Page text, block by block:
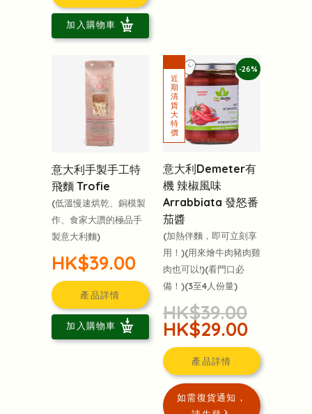
加入購物車
意大利手製手工特
飛麵 Trofie
(低溫慢速烘乾、銅模製
作、食家大讚的極品手
製意大利麵)
HK$39.00
產品詳情
加入購物車
-26%
意大利Demeter有
機 辣椒風味
Arrabbiata 發怒番
茄醬
(加熱伴麵，即可立刻享
用！)(用來燴牛肉豬肉雞
肉也可以!)(看門口必
備！)(3至4人份量)
HK$39.00
HK$29.00
產品詳情
如需復貨通知，